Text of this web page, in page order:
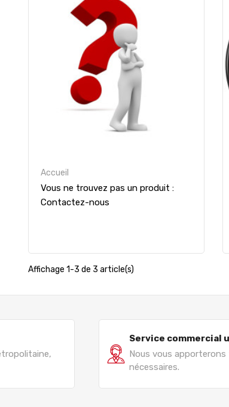
Accueil
Vous ne trouvez pas un produit :
Contactez-nous
Affichage 1-3 de 3 article(s)
Service commercial
Nous vous
nécessaires.